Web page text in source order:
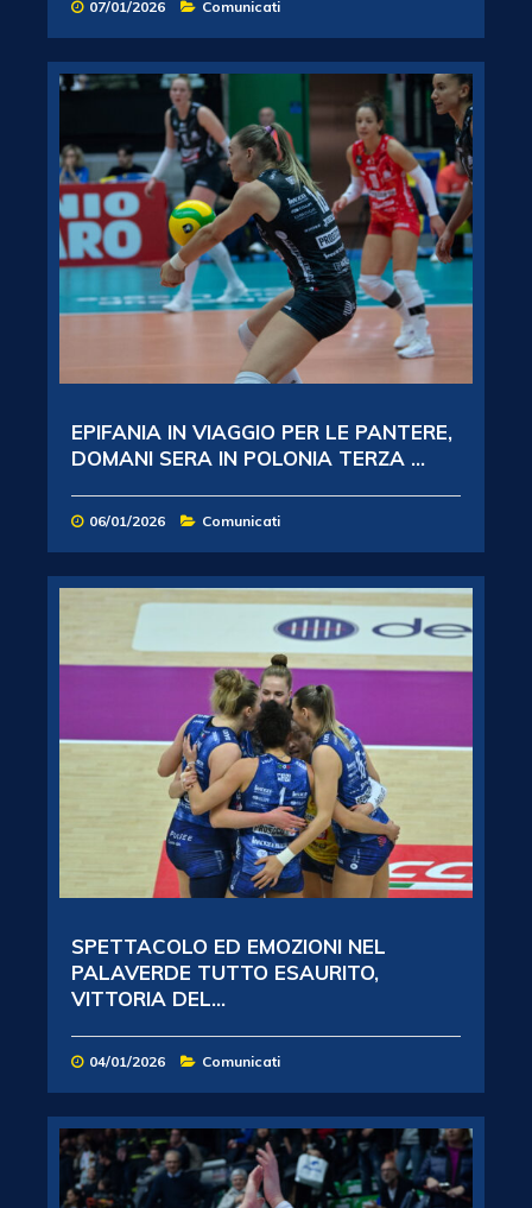
07/01/2026 Comunicati
EPIFANIA IN VIAGGIO PER LE PANTERE,
DOMANI SERA IN POLONIA TERZA ...
06/01/2026 Comunicati
SPETTACOLO ED EMOZIONI NEL
PALAVERDE TUTTO ESAURITO,
VITTORIA DEL...
04/01/2026 Comunicati